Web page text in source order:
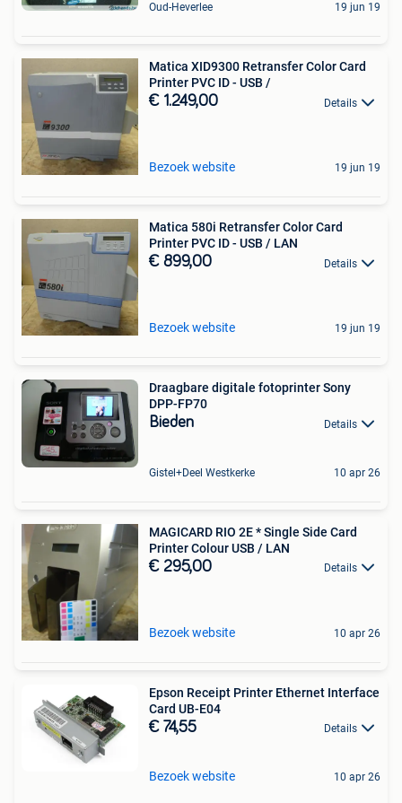
Oud-Heverlee 19 jun 19
Matica XID9300 Retransfer Color Card
Printer PVC ID - USB /
€ 1.249,00 Details
Bezoek website 19 jun 19
Matica 580i Retransfer Color Card
Printer PVC ID - USB / LAN
€ 899,00 Details
Bezoek website 19 jun 19
Draagbare digitale fotoprinter Sony
DPP-FP70
Bieden Details
Gistel+Deel Westkerke 10 apr 26
MAGICARD RIO 2E * Single Side Card
Printer Colour USB / LAN
€ 295,00 Details
Bezoek website 10 apr 26
Epson Receipt Printer Ethernet Interface
Card UB-E04
€ 74,55 Details
Bezoek website 10 apr 26